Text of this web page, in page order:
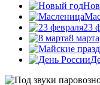
23
8 марта